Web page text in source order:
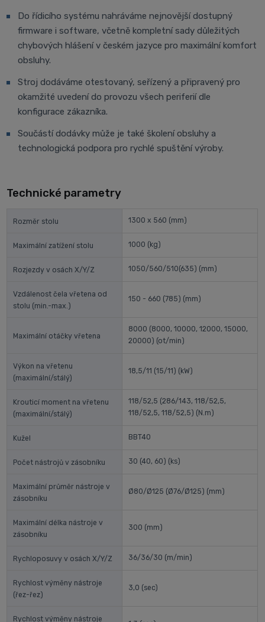
Do řídicího systému nahráváme nejnovější dostupný
firmware i software, včetně kompletní sady důležitých
chybových hlášení v českém jazyce pro maximální komfort
obsluhy.
Stroj dodáváme otestovaný, seřízený a připravený pro
okamžité uvedení do provozu všech periferií dle
konfigurace zákazníka.
Součástí dodávky může je také školení obsluhy a
technologická podpora pro rychlé spuštění výroby.
Technické parametry
Rozměr stolu 1300 x 560 (mm)
Maximální zatížení stolu 1000 (kg)
Rozjezdy v osách X/Y/Z 1050/560/510(635) (mm)
Vzdálenost čela vřetena od
stolu (min.-max.)
150 - 660 (785) (mm)
Maximální otáčky vřetena
8000 (8000, 10000, 12000, 15000,
20000) (ot/min)
Výkon na vřetenu
(maximální/stálý)
18,5/11 (15/11) (kW)
Krouticí moment na vřetenu
(maximální/stálý)
118/52,5 (286/143, 118/52,5,
118/52,5, 118/52,5) (N.m)
Kužel BBT40
Počet nástrojů v zásobníku 30 (40, 60) (ks)
Maximální průměr nástroje v
zásobníku
Ø80/Ø125 (Ø76/Ø125) (mm)
Maximální délka nástroje v
zásobníku
300 (mm)
Rychloposuvy v osách X/Y/Z 36/36/30 (m/min)
Rychlost výměny nástroje
(řez-řez)
3,0 (sec)
Rychlost výměny nástroje